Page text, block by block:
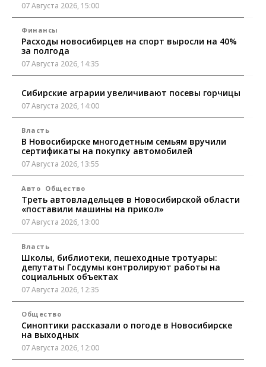
07 Августа 2026, 15:00
Финансы
Расходы новосибирцев на спорт выросли на 40%
за полгода
07 Августа 2026, 14:35
Сибирские аграрии увеличивают посевы горчицы
07 Августа 2026, 14:00
Власть
В Новосибирске многодетным семьям вручили
сертификаты на покупку автомобилей
07 Августа 2026, 13:55
Авто Общество
Треть автовладельцев в Новосибирской области
«поставили машины на прикол»
07 Августа 2026, 13:00
Власть
Школы, библиотеки, пешеходные тротуары:
депутаты Госдумы контролируют работы на
социальных объектах
07 Августа 2026, 12:35
Общество
Синоптики рассказали о погоде в Новосибирске
на выходных
07 Августа 2026, 12:00